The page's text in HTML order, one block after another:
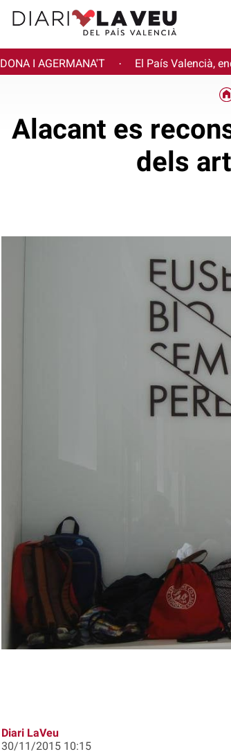
DONA I AGERMANA'T · El País Valencià,
Alacant es
dels
Diari LaVeu
30/11/2015 10:15